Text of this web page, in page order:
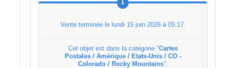
Vente terminée le lundi 15 juin 2026 à 05:17.
Cet objet est dans la catégorie "Cartes
Postales / Amérique / Etats-Unis / CO -
Colorado / Rocky Mountains".